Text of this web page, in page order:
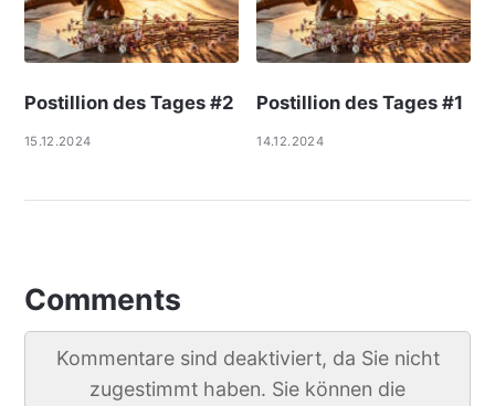
Postillion des Tages #2
15.12.2024
Postillion des Tages #1
14.12.2024
Comments
Kommentare sind deaktiviert, da Sie nicht
zugestimmt haben. Sie können die